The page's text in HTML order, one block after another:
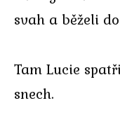
svah a běželi
Tam Lucie
snech.